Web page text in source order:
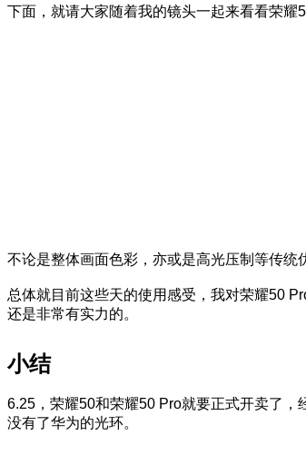
下面，就请大家随着我的镜头一起来看看荣耀
不论是整体画面色彩，亦或是高光压制等传统
总体就目前这些天的使用感受，我对荣耀50
还是非常有实力的。
小结
6.25，荣耀50和荣耀50 Pro就要正式开卖了
没有了华为的光环。